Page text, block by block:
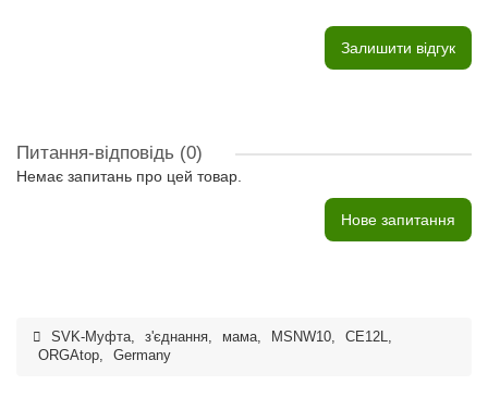
Залишити відгук
Питання-відповідь (0)
Немає запитань про цей товар.
Нове запитання
SVK-Муфта, з'єднання, мама, MSNW10, CE12L,
ORGAtop, Germany